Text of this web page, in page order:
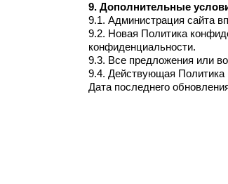
9. Дополнительные
9.1. Администрация сайта
9.2. Новая Политика
конфиденциальности.
9.3. Все предложения или
9.4. Действующая Политика
Дата последнего